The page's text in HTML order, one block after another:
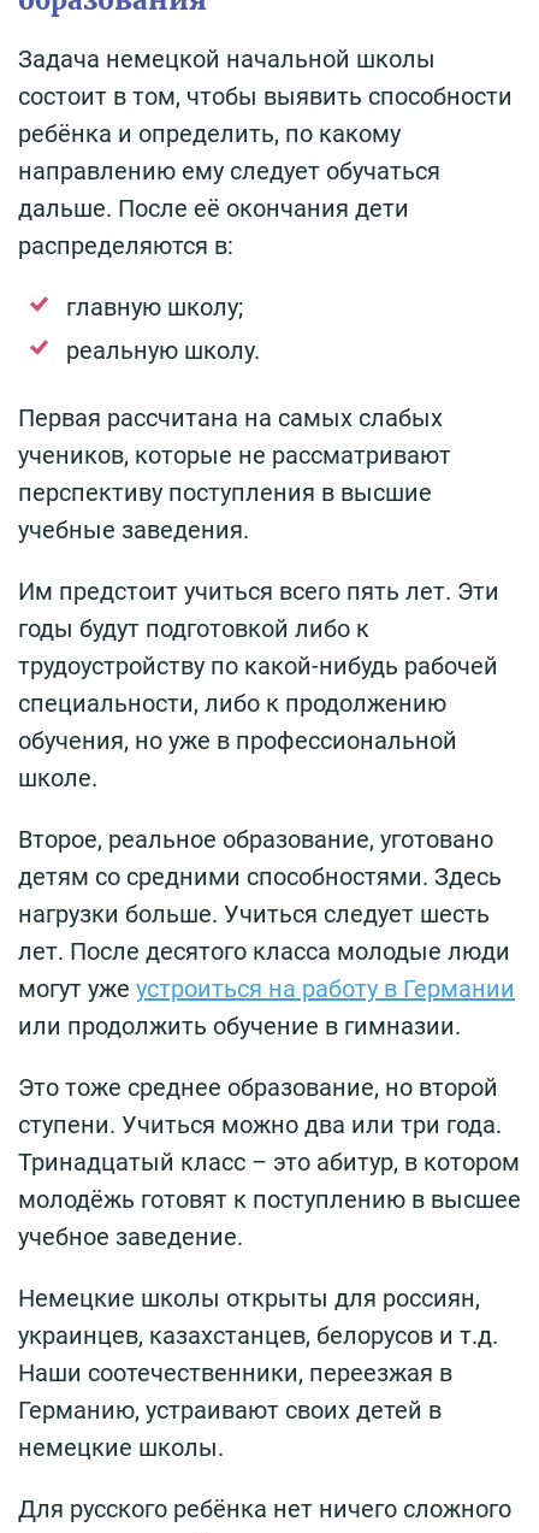
Задача немецкой начальной школы
состоит в том, чтобы выявить способности
ребёнка и определить, по какому
направлению ему следует обучаться
дальше. После её окончания дети
распределяются в:
главную школу;
реальную школу.
Первая рассчитана на самых слабых
учеников, которые не рассматривают
перспективу поступления в высшие
учебные заведения.
Им предстоит учиться всего пять лет. Эти
годы будут подготовкой либо к
трудоустройству по какой-нибудь рабочей
специальности, либо к продолжению
обучения, но уже в профессиональной
школе.
Второе, реальное образование, уготовано
детям со средними способностями. Здесь
нагрузки больше. Учиться следует шесть
лет. После десятого класса молодые люди
могут уже устроиться на работу в Германии
или продолжить обучение в гимназии.
Это тоже среднее образование, но второй
ступени. Учиться можно два или три года.
Тринадцатый класс – это абитур, в котором
молодёжь готовят к поступлению в высшее
учебное заведение.
Немецкие школы открыты для россиян,
украинцев, казахстанцев, белорусов и т.д.
Наши соотечественники, переезжая в
Германию, устраивают своих детей в
немецкие школы.
Для русского ребёнка нет ничего сложного